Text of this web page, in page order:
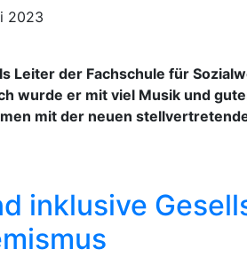
2023
Leiter der Fachschule für
wurde er mit viel Musik und
mit der neuen
inklusive